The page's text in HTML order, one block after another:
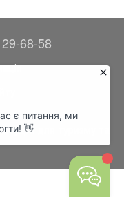
68-58
для туризму та